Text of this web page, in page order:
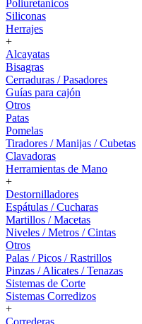
Poliuretanicos
Siliconas
Herrajes
+
Alcayatas
Bisagras
Cerraduras / Pasadores
Guías para cajón
Otros
Patas
Pomelas
Tiradores / Manijas / Cubetas
Clavadoras
Herramientas de Mano
+
Destornilladores
Espátulas / Cucharas
Martillos / Macetas
Niveles / Metros / Cintas
Otros
Palas / Picos / Rastrillos
Pinzas / Alicates / Tenazas
Sistemas de Corte
Sistemas Corredizos
+
Correderas